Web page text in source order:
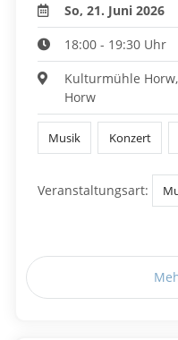
So, 21. Juni 2026
18:00 - 19:30 Uhr
Kulturmühle
Horw
Musik Konzert
Veranstaltungsart: